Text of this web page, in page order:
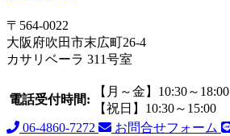
〒564-0022
大阪府吹田市末広町26-4
カサリベーラ 311号室
電話受付時間:
【月～金】10:30～18:00
【祝日】10:30～15:00
06-4860-7272
お問合せフォーム